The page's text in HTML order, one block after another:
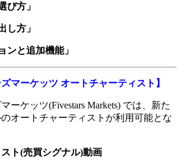
び方」
し方」
と追加機能」
マーケッツ オートチャーティスト】
ーケッツ(Fivestars Markets) では、新た
オートチャーティストが利用可能とな
ト(売買シグナル)動画